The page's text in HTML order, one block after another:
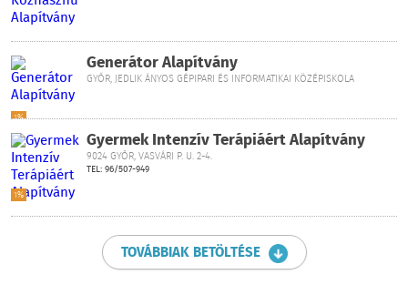
1%
Generátor Alapítvány
GYŐR, JEDLIK ÁNYOS GÉPIPARI ÉS INFORMATIKAI KÖZÉPISKOLA
1%
Gyermek Intenzív Terápiáért Alapítvány
9024 GYŐR, VASVÁRI P. U. 2-4.
TEL: 96/507-949
TOVÁBBIAK BETÖLTÉSE